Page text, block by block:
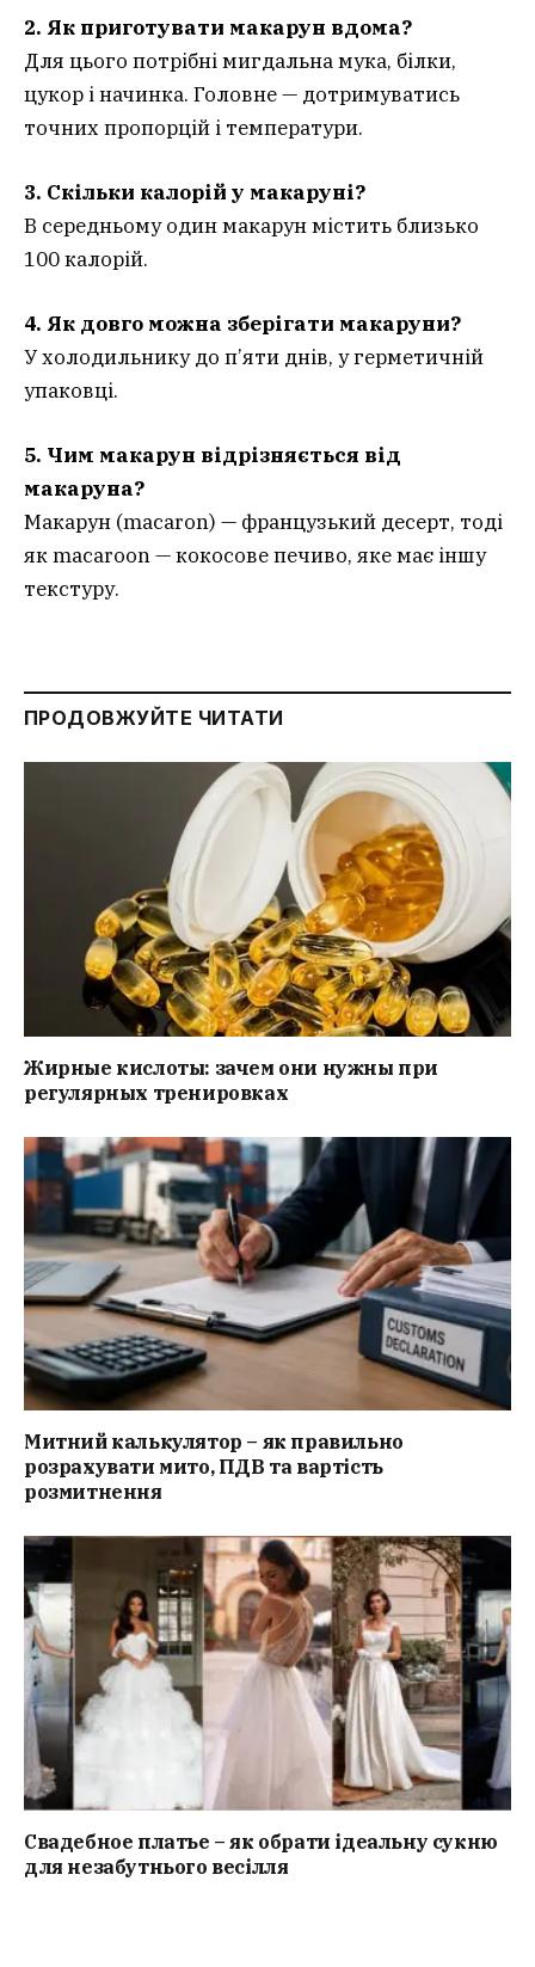
2. Як приготувати макарун вдома?
Для цього потрібні мигдальна мука, білки,
цукор і начинка. Головне — дотримуватись
точних пропорцій і температури.
3. Скільки калорій у макаруні?
В середньому один макарун містить близько
100 калорій.
4. Як довго можна зберігати макаруни?
У холодильнику до п’яти днів, у герметичній
упаковці.
5. Чим макарун відрізняється від
макаруна?
Макарун (macaron) — французький десерт, тоді
як macaroon — кокосове печиво, яке має іншу
текстуру.
ПРОДОВЖУЙТЕ ЧИТАТИ
Жирные кислоты: зачем они нужны при
регулярных тренировках
Митний калькулятор – як правильно
розрахувати мито, ПДВ та вартість
розмитнення
Свадебное платье – як обрати ідеальну сукню
для незабутнього весілля